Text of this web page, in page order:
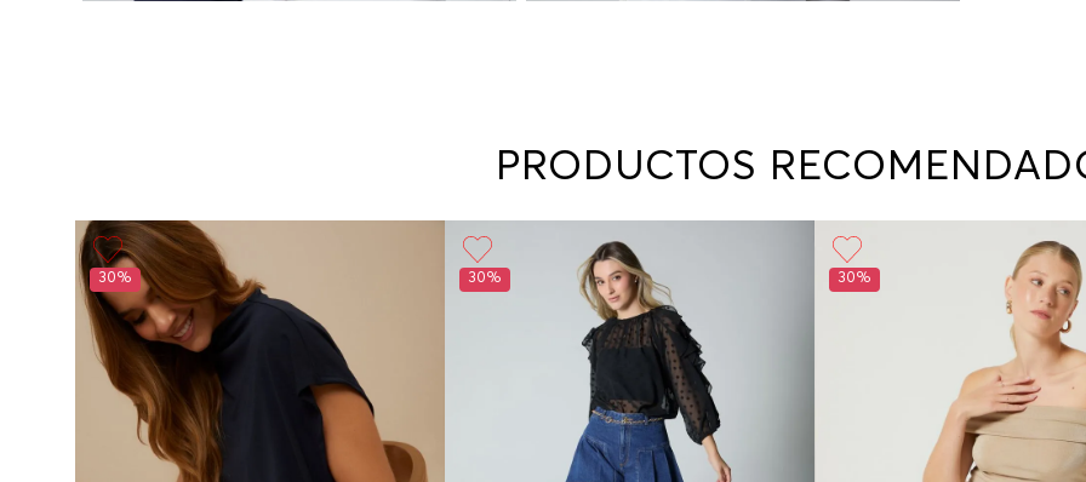
PRODUCTOS
30% 30% 30%